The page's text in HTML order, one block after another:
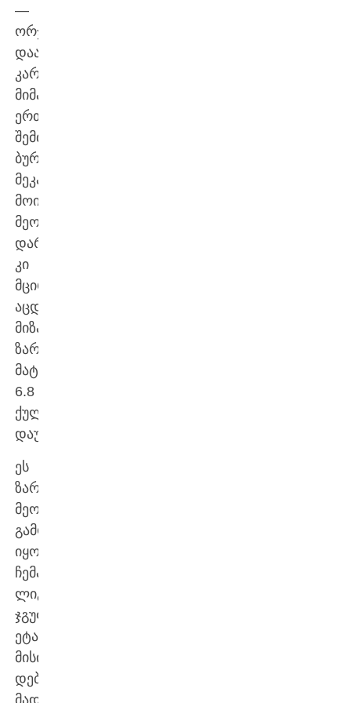
—
ორჯერ
დაარტყა
კარის
მიმართულებით,
ერთ
შემთხვევაში
ბურთი
მეკარემ
მოიგერია,
მეორე
დარტყმა
კი
მცირედით
აცდა
მიზანს.
ზარიას
მატჩში
6.8
ქულა
დაუწერეს.
ეს
ზარიას
მეორე
გამოჩენა
იყო
ჩემპიონთა
ლიგის
ჯგუფურ
ეტაპზე.
მისი
დებიუტი
მადრიდის